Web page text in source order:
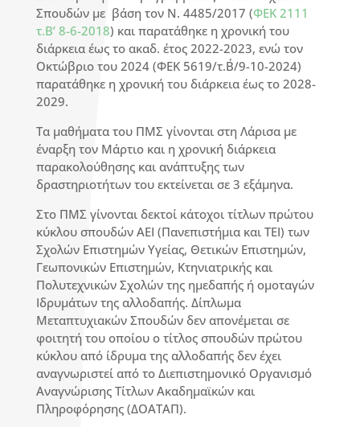
Σπουδών με βάση τον Ν. 4485/2017 (ΦΕΚ 2111
τ.Β’ 8-6-2018) και παρατάθηκε η χρονική του
διάρκεια έως το ακαδ. έτος 2022-2023, ενώ τον
Οκτώβριο του 2024 (ΦΕΚ 5619/τ.Β΄/9-10-2024)
παρατάθηκε η χρονική του διάρκεια έως το 2028-
2029.
Τα μαθήματα του ΠΜΣ γίνονται στη Λάρισα με
έναρξη τον Μάρτιο και η χρονική διάρκεια
παρακολούθησης και ανάπτυξης των
δραστηριοτήτων του εκτείνεται σε 3 εξάμηνα.
Στο ΠΜΣ γίνονται δεκτοί κάτοχοι τίτλων πρώτου
κύκλου σπουδών ΑΕΙ (Πανεπιστήμια και ΤΕΙ) των
Σχολών Επιστημών Υγείας, Θετικών Επιστημών,
Γεωπονικών Επιστημών, Κτηνιατρικής και
Πολυτεχνικών Σχολών της ημεδαπής ή ομοταγών
Ιδρυμάτων της αλλοδαπής. Δίπλωμα
Μεταπτυχιακών Σπουδών δεν απονέμεται σε
φοιτητή του οποίου ο τίτλος σπουδών πρώτου
κύκλου από ίδρυμα της αλλοδαπής δεν έχει
αναγνωριστεί από το Διεπιστημονικό Οργανισμό
Αναγνώρισης Τίτλων Ακαδημαϊκών και
Πληροφόρησης (ΔΟΑΤΑΠ).